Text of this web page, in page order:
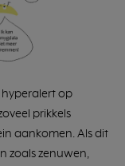
hyperalert op
prikkels
aankomen. Als dit
zoals zenuwen,